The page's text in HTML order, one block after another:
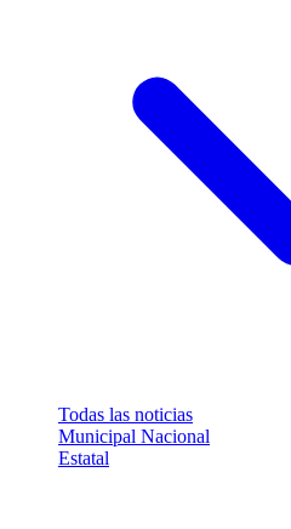
Todas las noticias
Municipal Nacional
Estatal